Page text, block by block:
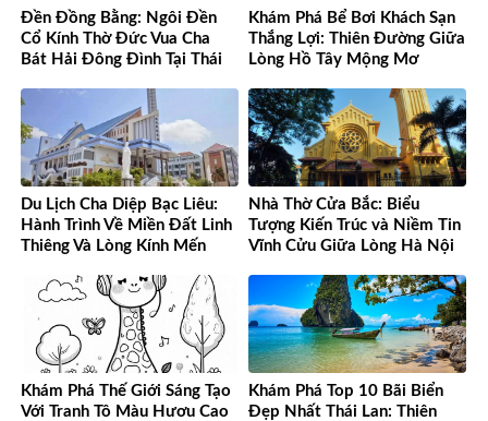
Đền Đồng Bằng: Ngôi Đền
Cổ Kính Thờ Đức Vua Cha
Bát Hải Đông Đình Tại Thái
Khám Phá Bể Bơi Khách Sạn
Thắng Lợi: Thiên Đường Giữa
Lòng Hồ Tây Mộng Mơ
Du Lịch Cha Diệp Bạc Liêu:
Hành Trình Về Miền Đất Linh
Thiêng Và Lòng Kính Mến
Nhà Thờ Cửa Bắc: Biểu
Tượng Kiến Trúc và Niềm Tin
Vĩnh Cửu Giữa Lòng Hà Nội
Khám Phá Thế Giới Sáng Tạo
Với Tranh Tô Màu Hươu Cao
Khám Phá Top 10 Bãi Biển
Đẹp Nhất Thái Lan: Thiên